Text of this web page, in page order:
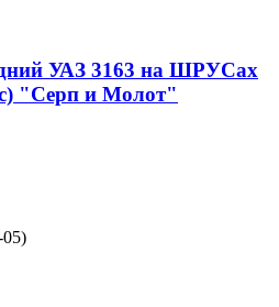
УАЗ 3163 на ШРУСах
"Серп и Молот"
05)